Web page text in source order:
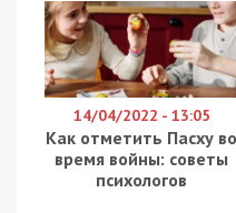
14/04/2022 - 13:05
Как отметить Пасху во
время войны: советы
психологов